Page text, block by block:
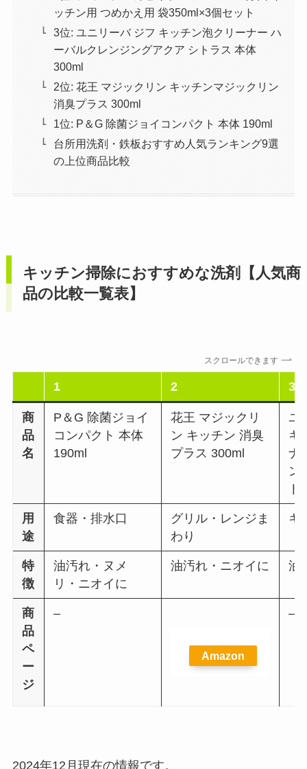
ッチン用 つめかえ用 袋350ml×3個セット
3位: ユニリーバ ジフ キッチン泡クリーナー ハ
ーバルクレンジングアクア シトラス 本体
300ml
2位: 花王 マジックリン キッチンマジックリン
消臭プラス 300ml
1位: P＆G 除菌ジョイコンパクト 本体 190ml
台所用洗剤・鉄板おすすめ人気ランキング9選
の上位商品比較
キッチン掃除におすすめな洗剤【人気商
品の比較一覧表】
スクロールできます
1 2 3
商
品
名
P＆G 除菌ジョイ
コンパクト 本体
190ml
花王 マジックリ
ン キッチン 消臭
プラス 300ml
ユ
キ
ナ
ン
用
途
食器・排水口
グリル・レンジま
わり
キ
特
徴
油汚れ・ヌメ
リ・ニオイに
油汚れ・ニオイに 油
商
品
ペ
ー
ジ
–
Amazon
–
2024年12月現在の情報です。